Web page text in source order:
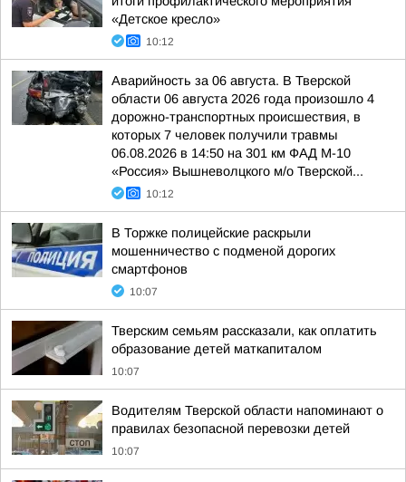
«Детское кресло»
10:12
Аварийность за 06 августа. В Тверской
области 06 августа 2026 года произошло 4
дорожно-транспортных происшествия, в
которых 7 человек получили травмы
06.08.2026 в 14:50 на 301 км ФАД М-10
«Россия» Вышневолцкого м/о Тверской...
10:12
В Торжке полицейские раскрыли
мошенничество с подменой дорогих
смартфонов
10:07
Тверским семьям рассказали, как оплатить
образование детей маткапиталом
10:07
Водителям Тверской области напоминают о
правилах безопасной перевозки детей
10:07